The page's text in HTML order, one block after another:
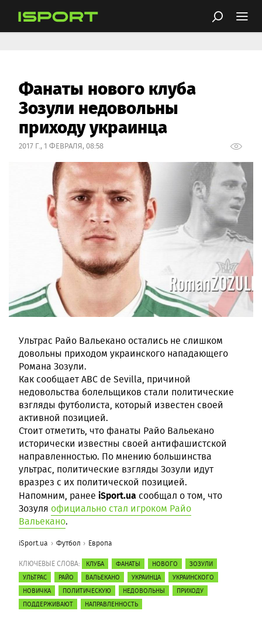
Фанаты нового клуба
Зозули недовольны
приходу украинца
2017 Г., 1 ФЕВРАЛЯ, 08:58
Ультрас Райо Вальекано остались не слишком
довольны приходом украинского нападающего
Романа Зозули.
Как сообщает ABC de Sevilla, причиной
недовольства болельщиков стали политические
взгляды футболиста, который известен своей
активной позицией.
Стоит отметить, что фанаты Райо Вальекано
исторически известны своей антифашистской
направленностью. По мнению большинства
ультрас, политические взгляды Зозули идут
вразрез с их политической позицией.
Напомним, ранее iSport.ua сообщал о том, что
Зозуля официально стал игроком Райо
Вальекано.
iSport.ua Футбол Европа
КЛЮЧЕВЫЕ СЛОВА: КЛУБА ФАНАТЫ НОВОГО
ЗОЗУЛИ
УЛЬТРАС
РАЙО ВАЛЬЕКАНО УКРАИНЦА
УКРАИНСКОГО
НОВИЧКА
ПОЛИТИЧЕСКУЮ НЕДОВОЛЬНЫ
ПРИХОДУ
ПОДДЕРЖИВАЮТ
НАПРАВЛЕННОСТЬ